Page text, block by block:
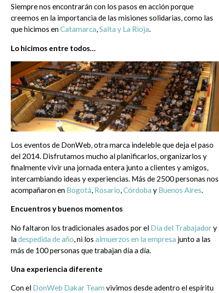
Siempre nos encontrarán con los pasos en acción porque
creemos en la importancia de las misiones solidarias, como las
que hicimos enCatamarca,Salta y La Rioja.
Lo hicimos entre todos…
Los eventos de DonWeb, otra marca indeleble que deja el paso
del 2014. Disfrutamos mucho al planificarlos, organizarlos y
finalmente vivir una jornada entera junto a clientes y amigos,
intercambiando ideas y experiencias. Más de 2500 personas nos
acompañaron en Bogotá, Rosario,Córdoba y Buenos Aires.
Encuentros y buenos momentos
No faltaron los tradicionales asados por el Día del Trabajadory
ladespedida de año , ni losalmuerzos en la empresa junto a las
más de 100 personas que trabajan día a día.
Una experiencia diferente
Con el DonWeb Dakar Team vivimos desde adentro el espíritu